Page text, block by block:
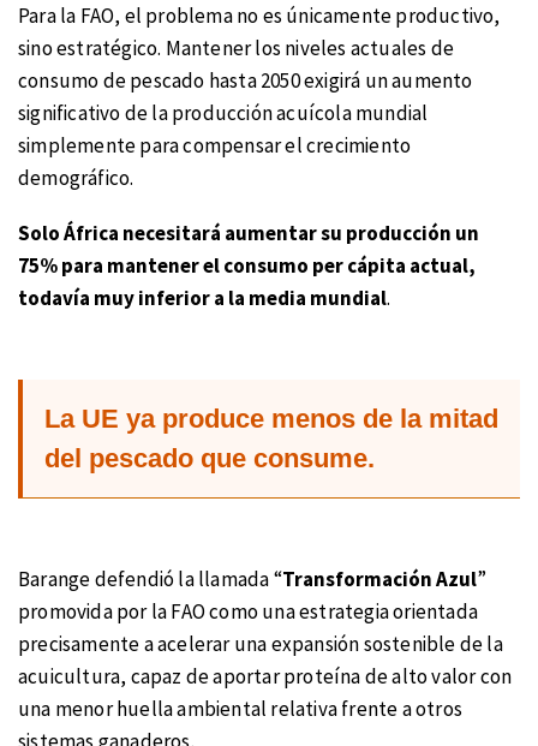
Para la FAO, el problema no es únicamente productivo,
sino estratégico. Mantener los niveles actuales de
consumo de pescado hasta 2050 exigirá un aumento
significativo de la producción acuícola mundial
simplemente para compensar el crecimiento
demográfico.
Solo África necesitará aumentar su producción un
75% para mantener el consumo per cápita actual,
todavía muy inferior a la media mundial.
La UE ya produce menos de la mitad
del pescado que consume.
Barange defendió la llamada “Transformación Azul”
promovida por la FAO como una estrategia orientada
precisamente a acelerar una expansión sostenible de la
acuicultura, capaz de aportar proteína de alto valor con
una menor huella ambiental relativa frente a otros